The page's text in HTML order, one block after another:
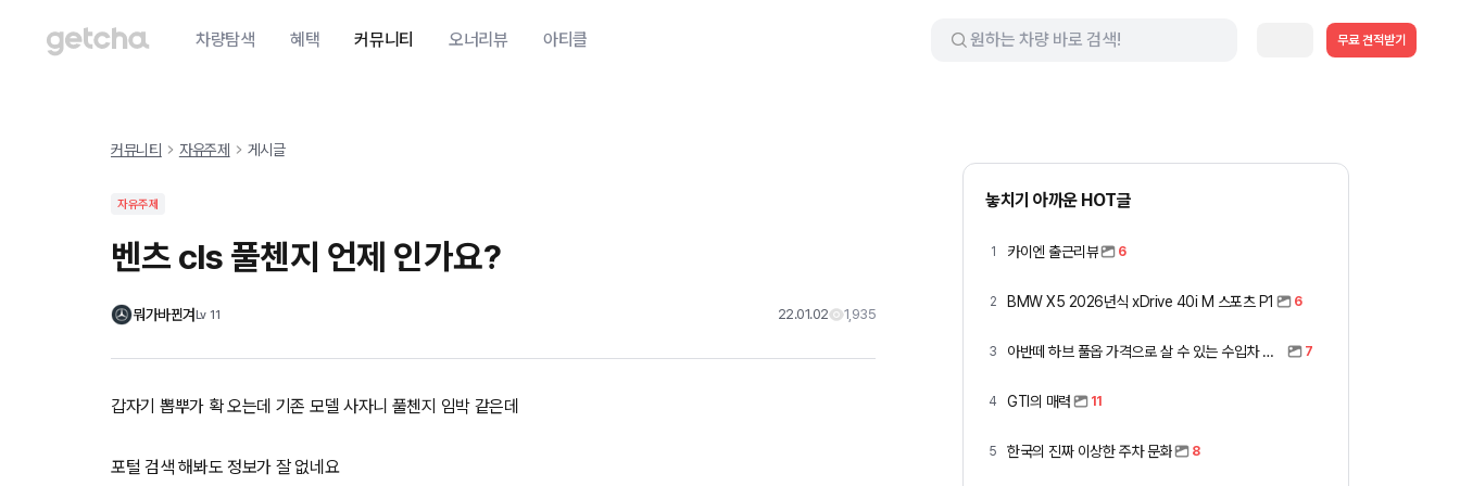
차량탐색 혜택 커뮤니티 오너리뷰 아티클 무료 견적받기
커뮤니티 자유주제 게시글
자유주제
벤츠 cls 풀첸지 언제 인가요?
뭐가바뀐겨 Lv 11 22.01.02 1,935
갑자기 뽑뿌가 확 오는데 기존 모델 사자니 풀첸지 임박 같은데
포털 검색 해봐도 정보가 잘 없네요
놓치기 아까운 HOT글
1 카이엔 출근리뷰 6
2 BMW X5 2026년식 xDrive 40i M 스포츠 P1 6
3 아반떼 하브 풀옵 가격으로 살 수 있는 수입차 모아봤습니다 (중고 포함) 7
4 GTI의 매력 11
5 한국의 진짜 이상한 주차 문화 8